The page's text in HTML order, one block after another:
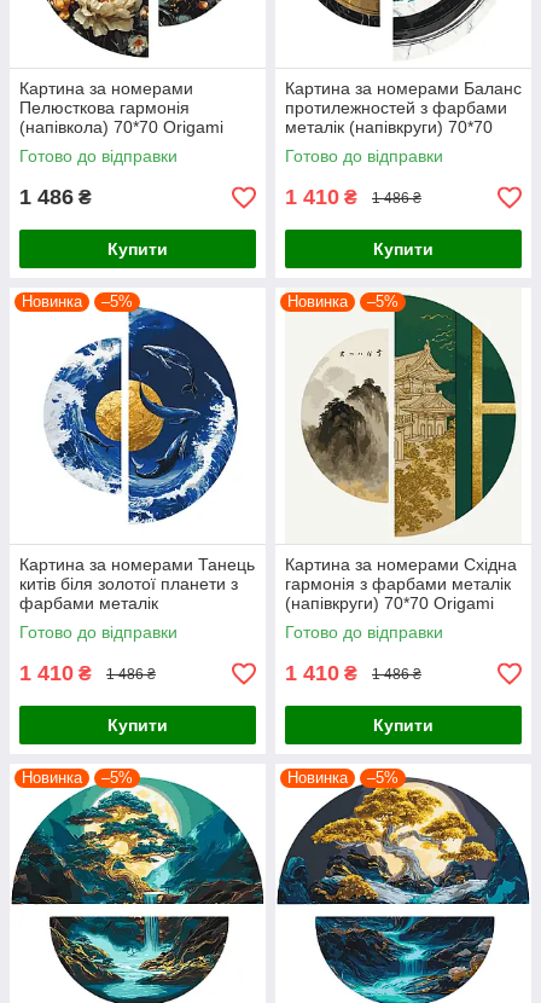
Картина за номерами
Пелюсткова гармонія
(напівкола) 70*70 Origami
(OSR1020)
Готово до відправки
1 486 ₴
Купити
Картина за номерами Баланс
протилежностей з фарбами
металік (напівкруги) 70*70
Origami (OSR1001)
Готово до відправки
1 410 ₴ 1 486 ₴
Купити
Новинка –5%
Картина за номерами Танець
китів біля золотої планети з
фарбами металік
(напівкруги) 70*70 Origami
(OSR1002)
Готово до відправки
1 410 ₴ 1 486 ₴
Купити
Новинка –5%
Картина за номерами Східна
гармонія з фарбами металік
(напівкруги) 70*70 Origami
(OSR1003)
Готово до відправки
1 410 ₴ 1 486 ₴
Купити
Новинка –5% Новинка –5%